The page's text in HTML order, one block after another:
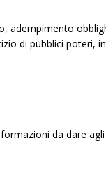
adempimento
di pubblici poteri,
da dare